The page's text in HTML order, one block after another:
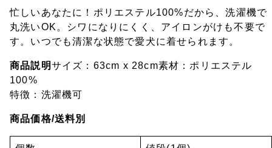
忙しいあなたに！ポリエステル100%だから、洗濯機で
丸洗いOK。シワになりにくく、アイロンがけも不要で
す。いつでも清潔な状態で愛犬に着せられます。
商品説明サイズ：63cm x 28cm素材：ポリエステル
100%
特徴：洗濯機可
商品価格/送料別